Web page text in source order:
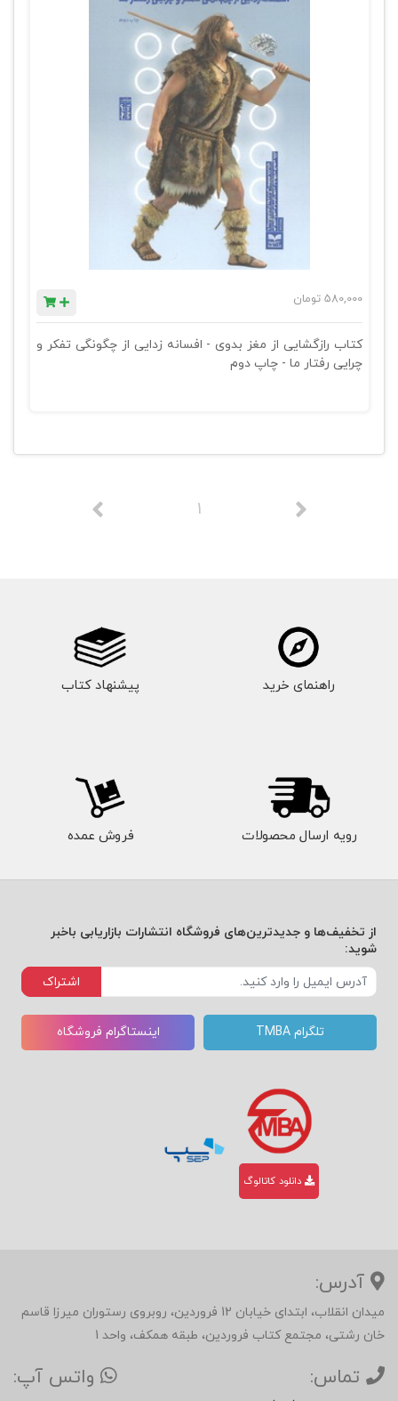
580,000 تومان
کتاب رازگشایی از مغز بدوی - افسانه زدایی از چگونگی تفکر و
چرایی رفتار ما - چاپ دوم
1
راهنمای خرید پیشنهاد کتاب
رویه ارسال محصولات فروش عمده
از تخفیف‌ها و جدیدترین‌های فروشگاه انتشارات بازاریابی باخبر
شوید:
اشتراک
تلگرام TMBA اینستاگرام فروشگاه
دانلود کاتالوگ
آدرس:
میدان انقلاب، ابتدای خیابان 12 فروردین، روبروی رستوران میرزا قاسم
خان رشتی، مجتمع کتاب فروردین، طبقه همکف، واحد 1
تماس: واتس آپ: